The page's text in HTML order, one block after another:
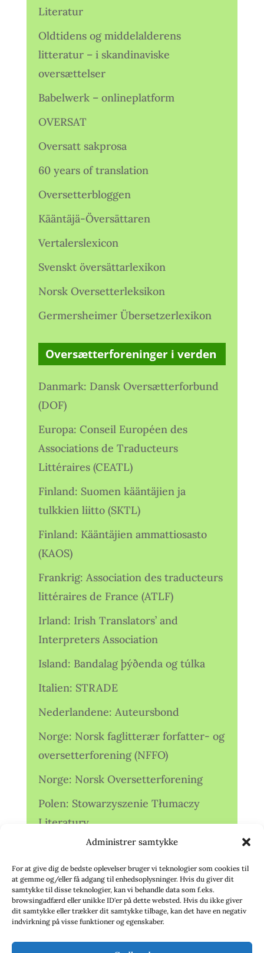
Administrer samtykke
For at give dig de bedste oplevelser bruger vi teknologier som cookies til
at gemme og/eller få adgang til enhedsoplysninger. Hvis du giver dit
samtykke til disse teknologier, kan vi behandle data som f.eks.
browsingadfærd eller unikke ID'er på dette websted. Hvis du ikke giver
dit samtykke eller trækker dit samtykke tilbage, kan det have en negativ
indvirkning på visse funktioner og egenskaber.
Literatur
Oldtidens og middelalderens
litteratur – i skandinaviske
oversættelser
Babelwerk – onlineplatform
OVERSAT
Oversatt sakprosa
60 years of translation
Oversetterbloggen
Kääntäjä-Översättaren
Vertalerslexicon
Svenskt översättarlexikon
Norsk Oversetterleksikon
Germersheimer Übersetzerlexikon
Oversætterforeninger i verden
Danmark: Dansk Oversætterforbund
(DOF)
Europa: Conseil Européen des
Associations de Traducteurs
Littéraires (CEATL)
Finland: Suomen kääntäjien ja
tulkkien liitto (SKTL)
Finland: Kääntäjien ammattiosasto
(KAOS)
Frankrig: Association des traducteurs
littéraires de France (ATLF)
Irland: Irish Translators’ and
Interpreters Association
Island: Bandalag þýðenda og túlka
Italien: STRADE
Nederlandene: Auteursbond
Norge: Norsk faglitterær forfatter- og
oversetterforening (NFFO)
Norge: Norsk Oversetterforening
Polen: Stowarzyszenie Tłumaczy
Literatury
Storbritannien: Translators
Association (TA)
Sverige: Översättarsektionen (Ö.)
Sverige: Översättarcentrum (ÖC)